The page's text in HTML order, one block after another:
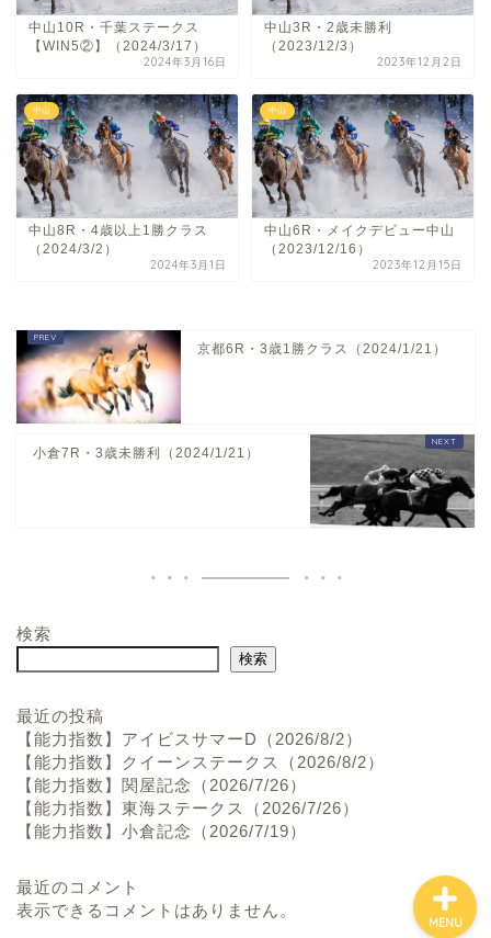
中山10R・千葉ステークス
【WIN5②】（2024/3/17）
2024年3月16日
中山3R・2歳未勝利
（2023/12/3）
2023年12月2日
中山
中山8R・4歳以上1勝クラス
（2024/3/2）
2024年3月1日
中山
中山6R・メイクデビュー中山
（2023/12/16）
2023年12月15日
京都6R・3歳1勝クラス（2024/1/21）
小倉7R・3歳未勝利（2024/1/21）
検索
検索
最近の投稿
【能力指数】アイビスサマーD（2026/8/2）
【能力指数】クイーンステークス（2026/8/2）
【能力指数】関屋記念（2026/7/26）
【能力指数】東海ステークス（2026/7/26）
【能力指数】小倉記念（2026/7/19）
最近のコメント
表示できるコメントはありません。
MENU
プロフィール